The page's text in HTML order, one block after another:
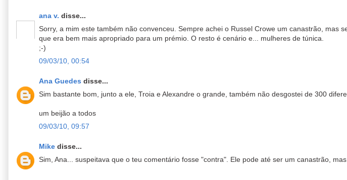
ana v. disse...
Sorry, a mim este também não convenceu. Sempre achei o Russel Crowe um canastrão,
que era bem mais apropriado para um prémio. O resto é cenário e... mulheres de túnica.
;-)
09/03/10, 00:54
Ana Guedes disse...
Sim bastante bom, junto a ele, Troia e Alexandre o grande, também não desgostei de 300
um beijão a todos
09/03/10, 09:57
Mike disse...
Sim, Ana... suspeitava que o teu comentário fosse "contra". Ele pode até ser um canastrão,